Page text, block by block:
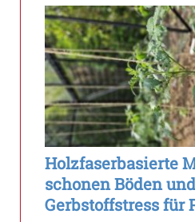
Holzfaserbasierte
schonen Böden
Gerbstoffstress für